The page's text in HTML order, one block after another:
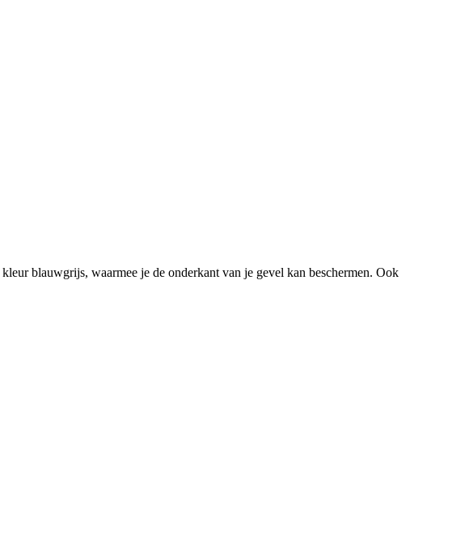
blauwgrijs, waarmee je de onderkant van je gevel kan beschermen. Ook